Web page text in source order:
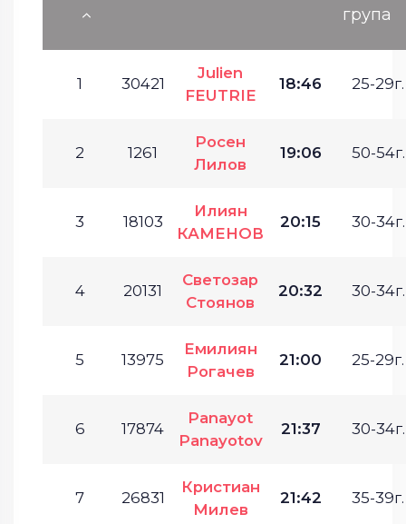
група
1 30421
Julien
FEUTRIE
18:46 25-29г.
2 1261
Росен
Лилов
19:06 50-54г.
3 18103
Илиян
КАМЕНОВ
20:15 30-34г.
4 20131
Светозар
Стоянов
20:32 30-34г.
5 13975
Емилиян
Рогачев
21:00 25-29г.
6 17874
Panayot
Panayotov
21:37 30-34г.
7 26831
Кристиан
Милев
21:42 35-39г.